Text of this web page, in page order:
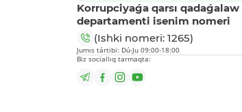
Korrupciyaǵa qarsı qadaǵalaw
departamenti isenim nomeri
(Ishki nomeri: 1265)
Jumıs tártibi: Dú-Ju 09:00-18:00
Biz sociallıq tarmaqta: